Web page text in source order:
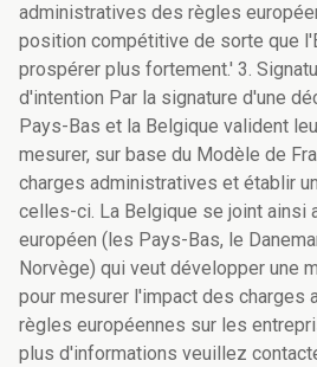
administratives des règles
position compétitive de sorte que
prospérer plus fortement.' 3.
d'intention Par la signature d'une
Pays-Bas et la Belgique valident
mesurer, sur base du Modèle de
charges administratives et établir
celles-ci. La Belgique se joint ainsi
européen (les Pays-Bas, le
Norvège) qui veut développer une
pour mesurer l'impact des charges
règles européennes sur les
plus d'informations veuillez